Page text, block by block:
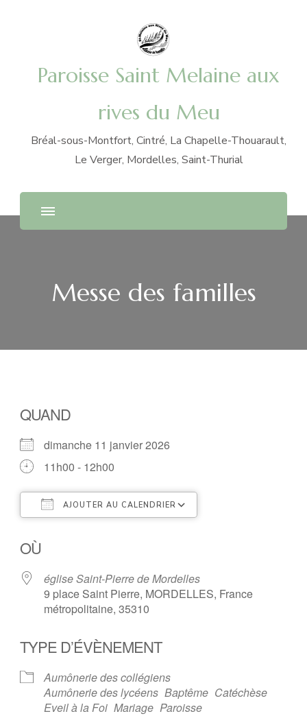
Paroisse Saint Melaine aux
rives du Meu
Bréal-sous-Montfort, Cintré, La Chapelle-Thouarault,
Le Verger, Mordelles, Saint-Thurial
Messe des familles
QUAND
dimanche 11 janvier 2026
11h00 - 12h00
AJOUTER AU CALENDRIER
OÙ
église Saint-Pierre de Mordelles
9 place Saint Pierre, MORDELLES, France
métropolitaine, 35310
TYPE D’ÉVÈNEMENT
Aumônerie des collégiens
Aumônerie des lycéens Baptême Catéchèse
Eveil à la Foi Mariage Paroisse